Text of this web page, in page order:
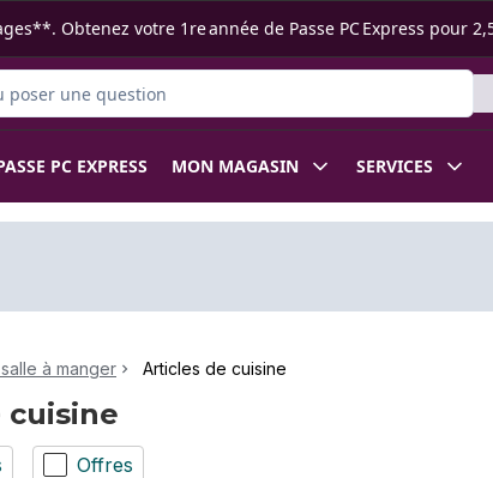
Obtenez votre 1re année de Passe PC Express pour
PC EXPRESS MON MAGASIN SERVICES
à manger Articles de cuisine
cuisine
Offres